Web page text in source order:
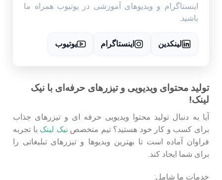
اینستاگرام و ویدیوهای آموزشی در یوتیوب همراه ما
باشید.
لینکدین اینستاگرام یوتیوب
تولید محتوای ویدیویی و تیزرهای حرفه‌ای با نیک
لینک!
آیا به دنبال تولید محتوا ویدیویی حرفه‌ ای و تیزرهای جذاب
برای کسب و کار خود هستید؟ تیم متخصص نیک لینک با تجربه
فراوان آماده است تا بهترین ویدیوها و تیزرهای تبلیغاتی را
برای شما ایجاد کند.
خدمات ما شامل: